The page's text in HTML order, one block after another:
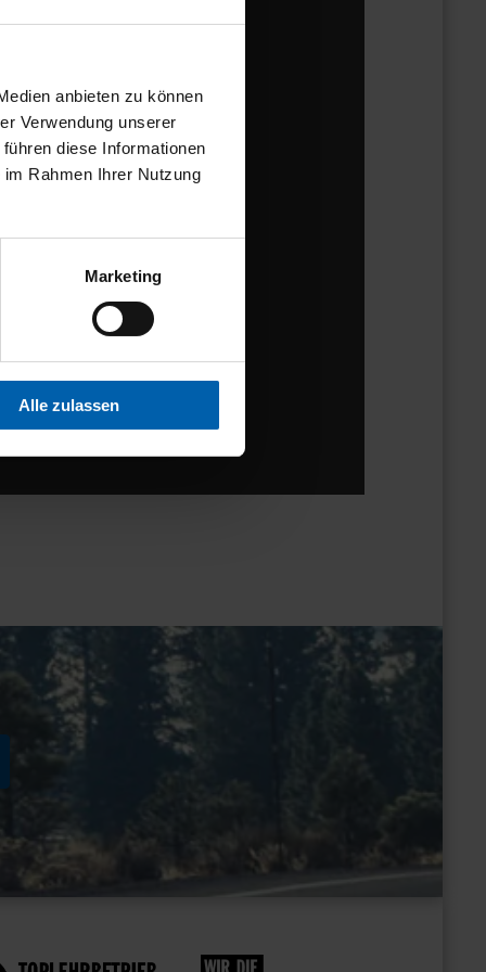
anbieten zu können
Verwendung unserer
diese Informationen
Rahmen Ihrer Nutzung
Marketing
Alle zulassen